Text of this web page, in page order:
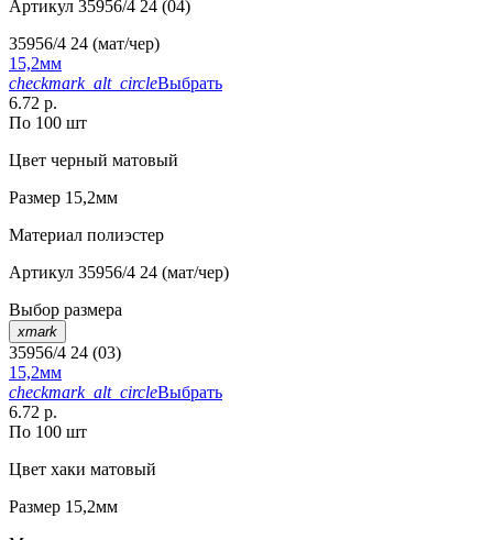
Артикул 35956/4 24 (04)
35956/4 24 (мат/чер)
15,2мм
checkmark_alt_circleВыбрать
6.72 р.
По 100 шт
Цвет черный матовый
Размер 15,2мм
Материал полиэстер
Артикул 35956/4 24 (мат/чер)
Выбор размера
xmark
35956/4 24 (03)
15,2мм
checkmark_alt_circleВыбрать
6.72 р.
По 100 шт
Цвет хаки матовый
Размер 15,2мм